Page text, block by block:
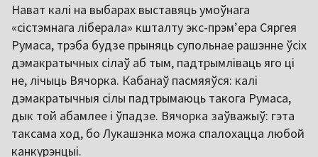
Нават калі на выбарах выставяць умоўнага
«сістэмнага ліберала» кшталту экс-прэм’ера Сяргея
Румаса, трэба будзе прыняць супольнае рашэнне ўсіх
дэмакратычных сілаў аб тым, падтрымліваць яго ці
не, лічыць Вячорка. Кабанаў пасмяяўся: калі
дэмакратычныя сілы падтрымаюць такога Румаса,
дык той абамлее і ўпадзе. Вячорка заўважыў: гэта
таксама ход, бо Лукашэнка можа спалохацца любой
канкурэнцыі.